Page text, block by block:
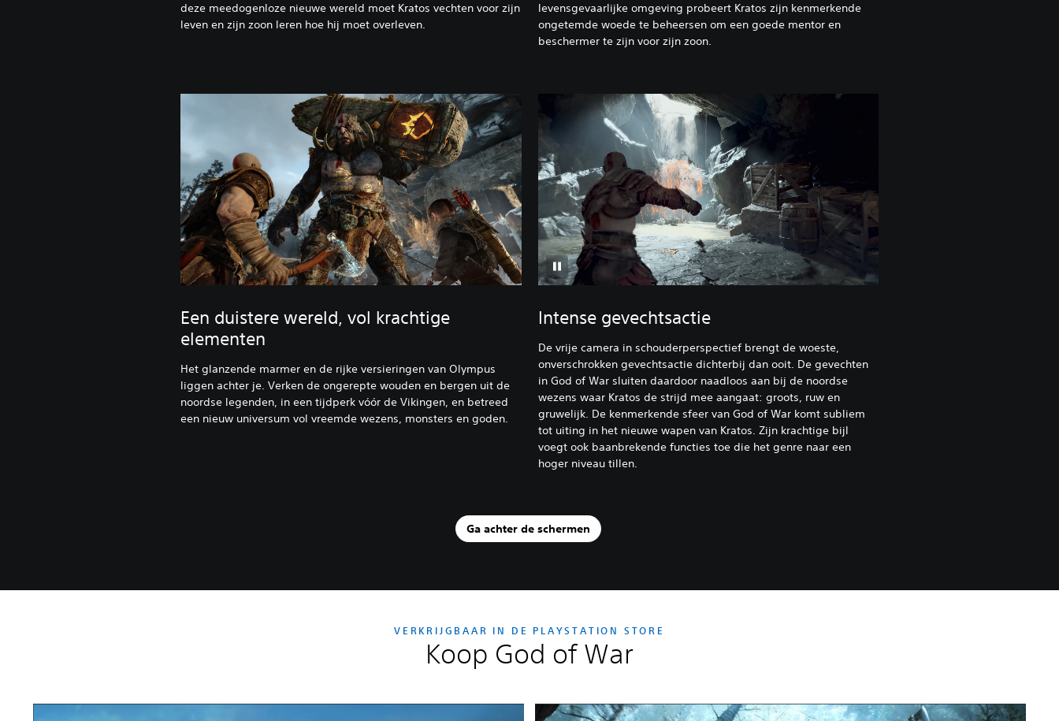
deze meedogenloze nieuwe wereld moet Kratos vechten voor zijn
leven en zijn zoon leren hoe hij moet overleven.
levensgevaarlijke omgeving probeert Kratos zijn kenmerkende
ongetemde woede te beheersen om een goede mentor en
beschermer te zijn voor zijn zoon.
Een duistere wereld, vol krachtige
elementen
Het glanzende marmer en de rijke versieringen van Olympus
liggen achter je. Verken de ongerepte wouden en bergen uit de
noordse legenden, in een tijdperk vóór de Vikingen, en betreed
een nieuw universum vol vreemde wezens, monsters en goden.
Intense gevechtsactie
De vrije camera in schouderperspectief brengt de woeste,
onverschrokken gevechtsactie dichterbij dan ooit. De gevechten
in God of War sluiten daardoor naadloos aan bij de noordse
wezens waar Kratos de strijd mee aangaat: groots, ruw en
gruwelijk. De kenmerkende sfeer van God of War komt subliem
tot uiting in het nieuwe wapen van Kratos. Zijn krachtige bijl
voegt ook baanbrekende functies toe die het genre naar een
hoger niveau tillen.
Ga achter de schermen
VERKRIJGBAAR IN DE PLAYSTATION STORE
Koop God of War
Edities: